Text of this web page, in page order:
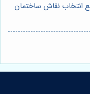
انتخاب نقاش ساختمان